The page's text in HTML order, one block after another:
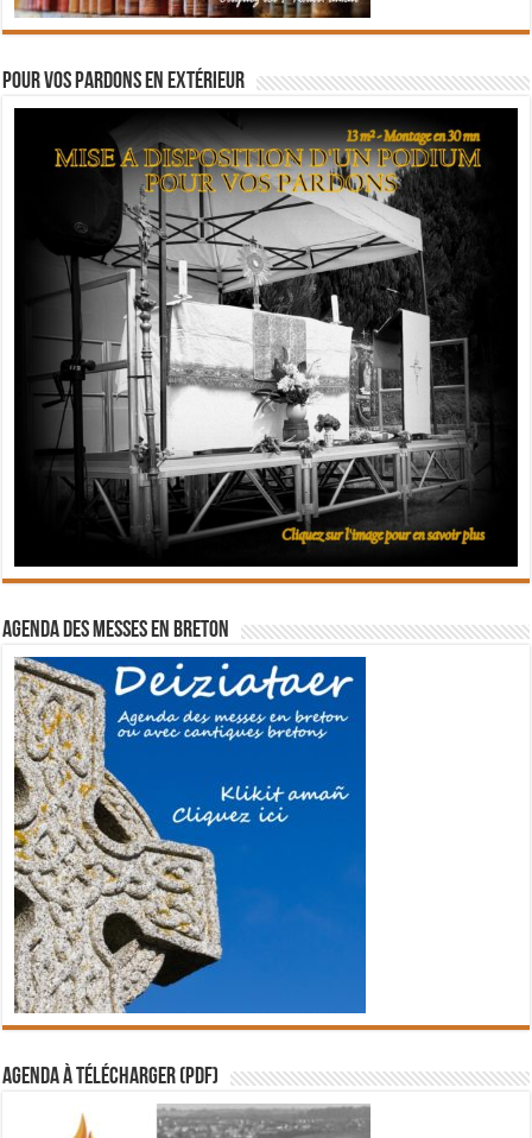
Pour vos pardons en extérieur
Agenda des messes en breton
Agenda à télécharger (PDF)